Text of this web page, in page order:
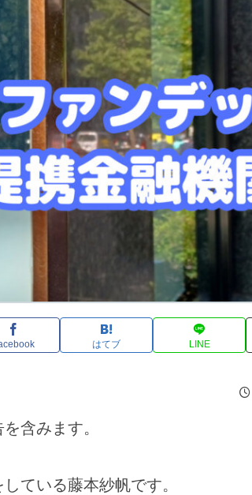
はてブ LINE
含みます。
ている藤本紗帆です。